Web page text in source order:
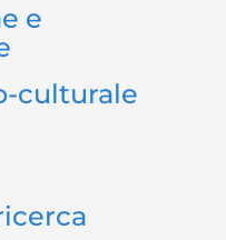
e
culturale